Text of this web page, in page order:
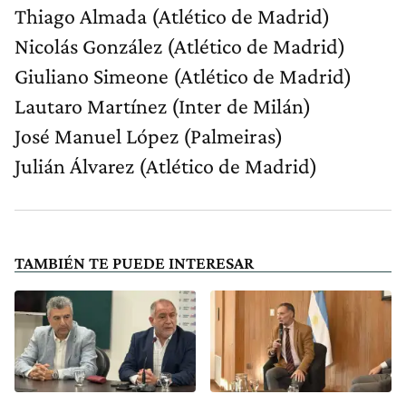
Thiago Almada (Atlético de Madrid)
Nicolás González (Atlético de Madrid)
Giuliano Simeone (Atlético de Madrid)
Lautaro Martínez (Inter de Milán)
José Manuel López (Palmeiras)
Julián Álvarez (Atlético de Madrid)
TAMBIÉN TE PUEDE INTERESAR